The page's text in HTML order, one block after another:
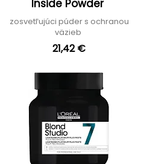
Inside Powder
zosvetľujúci púder s ochranou
väzieb
21,42 €